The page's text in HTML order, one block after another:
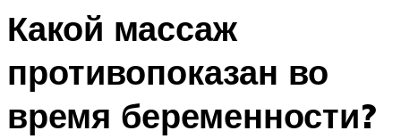
Какой массаж
противопоказан во
время беременности?